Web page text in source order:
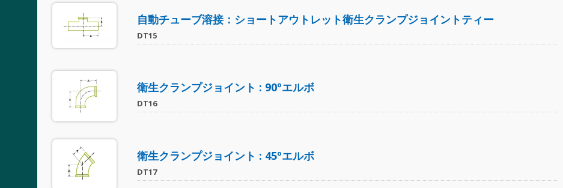
自動チューブ溶接：ショートアウトレット衛生クランプジョイントティー
DT15
衛生クランプジョイント : 90ºエルボ
DT16
衛生クランプジョイント : 45ºエルボ
DT17